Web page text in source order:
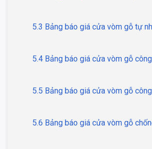
5.3 Bảng báo giá cửa vòm gỗ tự
5.4 Bảng báo giá cửa vòm gỗ
5.5 Bảng báo giá cửa vòm gỗ
5.6 Bảng báo giá cửa vòm gỗ